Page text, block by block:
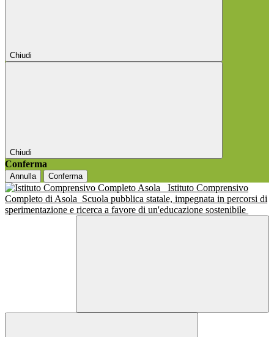
Chiudi
Chiudi
Conferma
Annulla Conferma
Istituto Comprensivo
Completo di Asola Scuola pubblica statale, impegnata in percorsi di
sperimentazione e ricerca a favore di un'educazione sostenibile